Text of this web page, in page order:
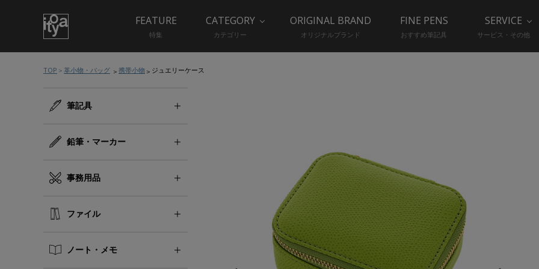
FEATURE
特集
CATEGORY
カテゴリー
ORIGINAL BRAND
オリジナルブランド
FINE PENS
おすすめ筆記具
SERVICE
サービス・その他
TOP 革小物・バッグ 携帯小物 ジュエリーケース
筆記具
鉛筆・マーカー
事務用品
ファイル
ノート・メモ